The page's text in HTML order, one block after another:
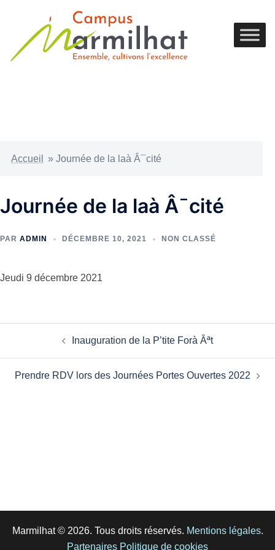
Accueil » Journée de la laà Â¯cité
Journée de la laà Â¯cité
PAR ADMIN DÉCEMBRE 10, 2021 NON CLASSÉ
Jeudi 9 décembre 2021
Inauguration de la P’tite Forà Âªt
Prendre RDV lors des Journées Portes Ouvertes 2022
Marmilhat © 2026. Tous droits réservés. Mentions légales.
Partenaires Politique de cookies